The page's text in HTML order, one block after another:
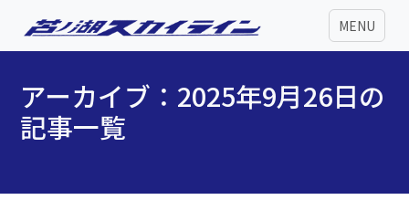
MENU
アーカイブ：2025年9月26日の
記事一覧